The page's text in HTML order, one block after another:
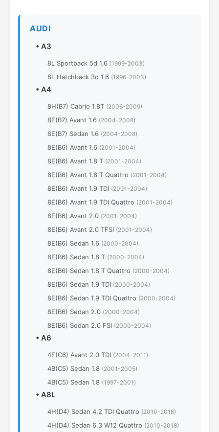
AUDI
• A3
8L Sportback 5d 1.6 (1999-2003)
8L Hatchback 3d 1.6 (1996-2003)
• A4
8H(B7) Cabrio 1.8T (2006-2009)
8E(B7) Avant 1.6 (2004-2008)
8E(B7) Sedan 1.6 (2004-2008)
8E(B6) Avant 1.6 (2001-2004)
8E(B6) Avant 1.8 T (2001-2004)
8E(B6) Avant 1.8 T Quattro (2001-2004)
8E(B6) Avant 1.9 TDI (2001-2004)
8E(B6) Avant 1.9 TDI Quattro (2001-2004)
8E(B6) Avant 2.0 (2001-2004)
8E(B6) Avant 2.0 TFSI (2001-2004)
8E(B6) Sedan 1.6 (2000-2004)
8E(B6) Sedan 1.8 T (2000-2004)
8E(B6) Sedan 1.8 T Quattro (2000-2004)
8E(B6) Sedan 1.9 TDI (2000-2004)
8E(B6) Sedan 1.9 TDI Quattro (2000-2004)
8E(B6) Sedan 2.0 (2000-2004)
8E(B6) Sedan 2.0 FSI (2000-2004)
• A6
4F(C6) Avant 2.0 TDI (2004-2011)
4B(C5) Sedan 1.8 (2001-2005)
4B(C5) Sedan 1.8 (1997-2001)
• A8L
4H(D4) Sedan 4.2 TDI Quattro (2010-2018)
4H(D4) Sedan 6.3 W12 Quattro (2010-2018)